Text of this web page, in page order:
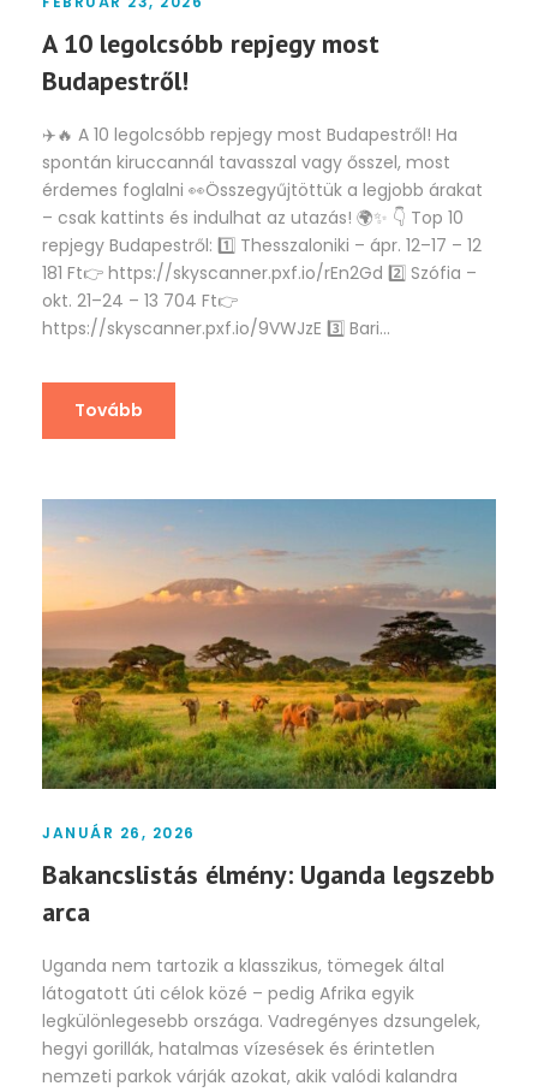
A 10 legolcsóbb repjegy most
Budapestről!
✈️🔥 A 10 legolcsóbb repjegy most Budapestről! Ha
spontán kiruccannál tavasszal vagy ősszel, most
érdemes foglalni 👀Összegyűjtöttük a legjobb árakat
– csak kattints és indulhat az utazás! 🌍✨ 👇 Top 10
repjegy Budapestről: 1️⃣ Thesszaloniki – ápr. 12–17 – 12
181 Ft👉 https://skyscanner.pxf.io/rEn2Gd 2️⃣ Szófia –
okt. 21–24 – 13 704 Ft👉
https://skyscanner.pxf.io/9VWJzE 3️⃣ Bari...
Tovább
JANUÁR 26, 2026
Bakancslistás élmény: Uganda legszebb
arca
Uganda nem tartozik a klasszikus, tömegek által
látogatott úti célok közé – pedig Afrika egyik
legkülönlegesebb országa. Vadregényes dzsungelek,
hegyi gorillák, hatalmas vízesések és érintetlen
nemzeti parkok várják azokat, akik valódi kalandra